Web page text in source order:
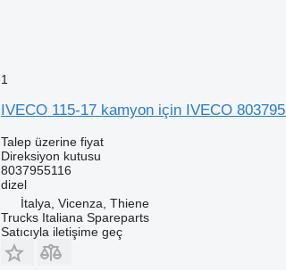
1
IVECO 115-17 kamyon için IVECO
Talep üzerine fiyat
Direksiyon kutusu
8037955116
dizel
İtalya, Vicenza, Thiene
Trucks Italiana Spareparts
Satıcıyla iletişime geç